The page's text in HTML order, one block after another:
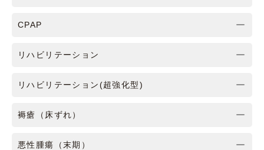
CPAP
リハビリテーション
リハビリテーション(超強化型)
褥瘡（床ずれ）
悪性腫瘍（末期）